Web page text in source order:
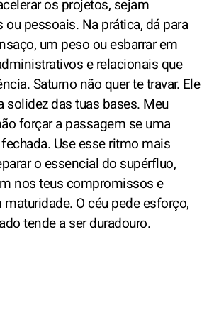
os projetos, sejam
pessoais. Na prática, dá para
um peso ou esbarrar em
e relacionais que
Saturno não quer te travar. Ele
solidez das tuas bases. Meu
forçar a passagem se uma
Use esse ritmo mais
o essencial do supérfluo,
nos teus compromissos e
O céu pede esforço,
tende a ser duradouro.